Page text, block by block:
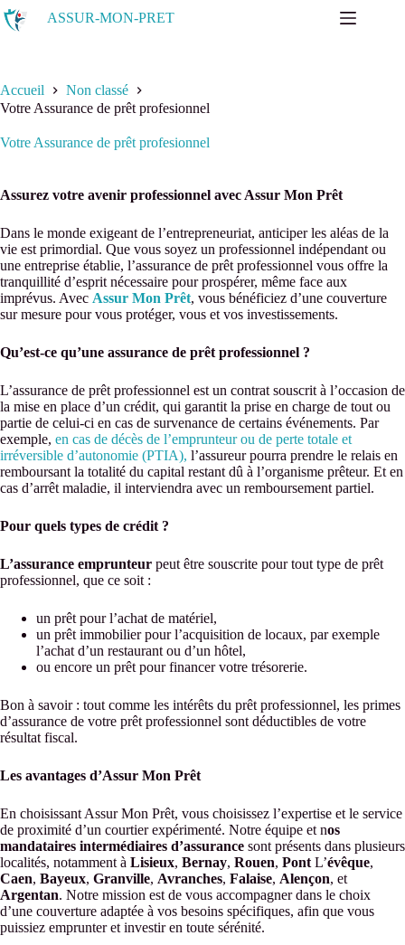
Passer
au
ASSUR-MON-PRET
Accueil
Non classé
Votre Assurance de prêt profesionnel
Votre Assurance de prêt profesionnel
Assurez votre avenir professionnel avec Assur Mon Prêt
Dans le monde exigeant de l’entrepreneuriat, anticiper les aléas de la
vie est primordial. Que vous soyez un professionnel indépendant ou
une entreprise établie, l’assurance de prêt professionnel vous offre la
tranquillité d’esprit nécessaire pour prospérer, même face aux
imprévus. Avec Assur Mon Prêt, vous bénéficiez d’une couverture
sur mesure pour vous protéger, vous et vos investissements.
Qu’est-ce qu’une assurance de prêt professionnel ?
L’assurance de prêt professionnel est un contrat souscrit à l’occasion de
la mise en place d’un crédit, qui garantit la prise en charge de tout ou
partie de celui-ci en cas de survenance de certains événements. Par
exemple, en cas de décès de l’emprunteur ou de perte totale et
irréversible d’autonomie (PTIA), l’assureur pourra prendre le relais en
remboursant la totalité du capital restant dû à l’organisme prêteur. Et en
cas d’arrêt maladie, il interviendra avec un remboursement partiel.
Pour quels types de crédit ?
L’assurance emprunteur peut être souscrite pour tout type de prêt
professionnel, que ce soit :
un prêt pour l’achat de matériel,
un prêt immobilier pour l’acquisition de locaux, par exemple
l’achat d’un restaurant ou d’un hôtel,
ou encore un prêt pour financer votre trésorerie.
Bon à savoir : tout comme les intérêts du prêt professionnel, les primes
d’assurance de votre prêt professionnel sont déductibles de votre
résultat fiscal.
Les avantages d’Assur Mon Prêt
En choisissant Assur Mon Prêt, vous choisissez l’expertise et le service
de proximité d’un courtier expérimenté. Notre équipe et nos
mandataires intermédiaires d’assurance sont présents dans plusieurs
localités, notamment à Lisieux, Bernay, Rouen, Pont L’évêque,
Caen, Bayeux, Granville, Avranches, Falaise, Alençon, et
Argentan. Notre mission est de vous accompagner dans le choix
d’une couverture adaptée à vos besoins spécifiques, afin que vous
puissiez emprunter et investir en toute sérénité.